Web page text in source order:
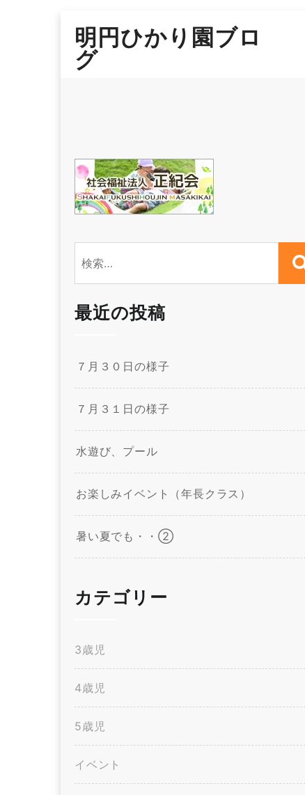
content
明円ひかり園ブロ
グ
索:
最近の投稿
７月３０日の様子
７月３１日の様子
水遊び、プール
お楽しみイベント（年長クラス）
暑い夏でも・・②
カテゴリー
3歳児
4歳児
5歳児
イベント